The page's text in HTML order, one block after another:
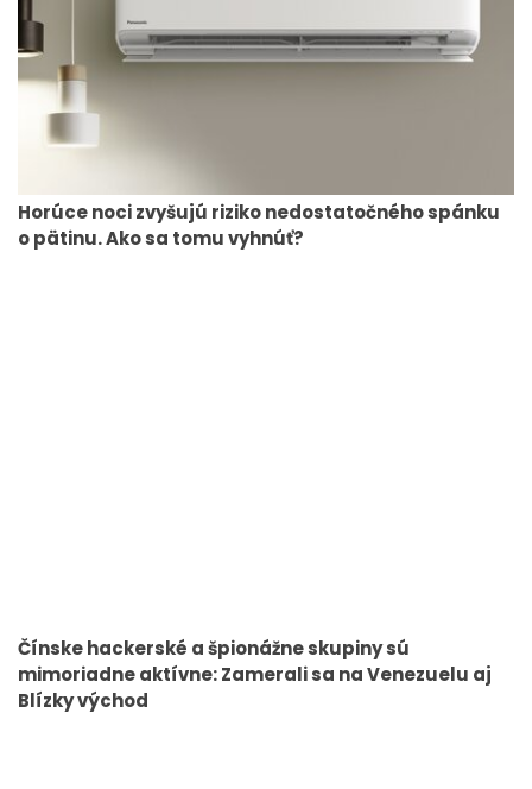
Horúce noci zvyšujú riziko nedostatočného spánku
o pätinu. Ako sa tomu vyhnúť?
Čínske hackerské a špionážne skupiny sú
mimoriadne aktívne: Zamerali sa na Venezuelu aj
Blízky východ